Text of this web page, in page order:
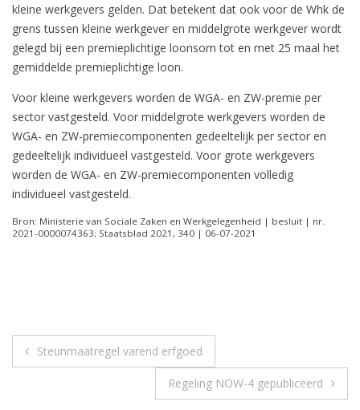
kleine werkgevers gelden. Dat betekent dat ook voor de Whk de
grens tussen kleine werkgever en middelgrote werkgever wordt
gelegd bij een premieplichtige loonsom tot en met 25 maal het
gemiddelde premieplichtige loon.
Voor kleine werkgevers worden de WGA- en ZW-premie per
sector vastgesteld. Voor middelgrote werkgevers worden de
WGA- en ZW-premiecomponenten gedeeltelijk per sector en
gedeeltelijk individueel vastgesteld. Voor grote werkgevers
worden de WGA- en ZW-premiecomponenten volledig
individueel vastgesteld.
Bron: Ministerie van Sociale Zaken en Werkgelegenheid | besluit | nr.
2021-0000074363; Staatsblad 2021, 340 | 06-07-2021
Berichtnavigatie
Steunmaatregel varend erfgoed
Regeling NOW-4 gepubliceerd